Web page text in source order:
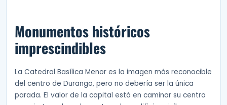
Monumentos históricos
imprescindibles
La Catedral Basílica Menor es la imagen más reconocible
del centro de Durango, pero no debería ser la única
parada. El valor de la capital está en caminar su centro